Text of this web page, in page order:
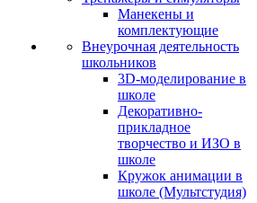
Манекены и
комплектующие
Внеурочная деятельность
школьников
3D-моделирование в
школе
Декоративно-
прикладное
творчество и ИЗО в
школе
Кружок анимации в
школе (Мультстудия)